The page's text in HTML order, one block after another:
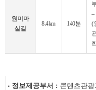
원미마
실길
8.4km 140분
–
(
정보제공부서 : 콘텐츠관